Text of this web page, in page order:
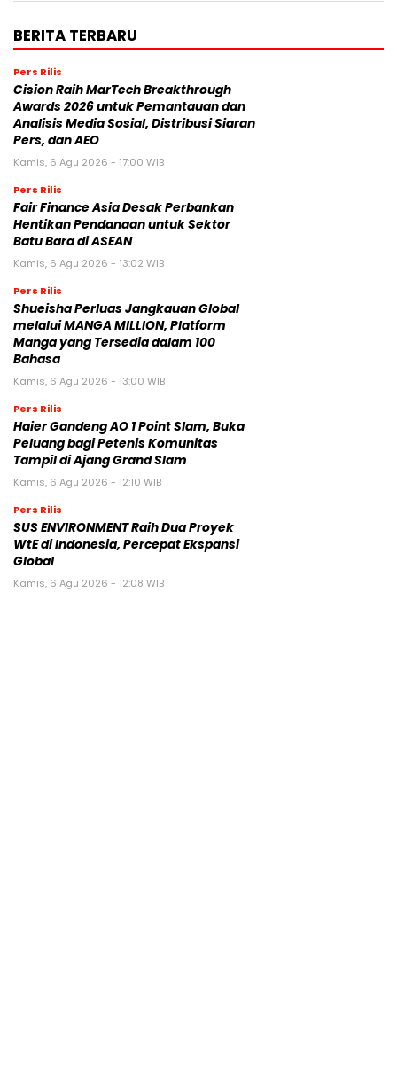
BERITA TERBARU
Pers Rilis
Cision Raih MarTech Breakthrough
Awards 2026 untuk Pemantauan dan
Analisis Media Sosial, Distribusi Siaran
Pers, dan AEO
Kamis, 6 Agu 2026 - 17:00 WIB
Pers Rilis
Fair Finance Asia Desak Perbankan
Hentikan Pendanaan untuk Sektor
Batu Bara di ASEAN
Kamis, 6 Agu 2026 - 13:02 WIB
Pers Rilis
Shueisha Perluas Jangkauan Global
melalui MANGA MILLION, Platform
Manga yang Tersedia dalam 100
Bahasa
Kamis, 6 Agu 2026 - 13:00 WIB
Pers Rilis
Haier Gandeng AO 1 Point Slam, Buka
Peluang bagi Petenis Komunitas
Tampil di Ajang Grand Slam
Kamis, 6 Agu 2026 - 12:10 WIB
Pers Rilis
SUS ENVIRONMENT Raih Dua Proyek
WtE di Indonesia, Percepat Ekspansi
Global
Kamis, 6 Agu 2026 - 12:08 WIB